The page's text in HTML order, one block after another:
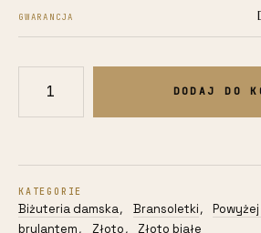
GWARANCJA
Bransoletka
białego
złota
585
9,20g
DODAJ DO
KATEGORIE
Biżuteria damska, Bransoletki , Powyżej
brylantem , Złoto , Złoto białe